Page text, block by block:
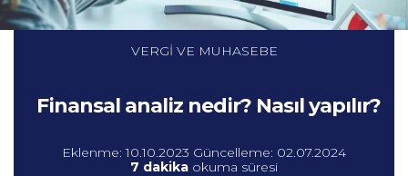
VERGİ VE MUHASEBE
Finansal analiz nedir? Nasıl yapılır?
Eklenme: 10.10.2023 Güncelleme: 02.07.2024
7 dakika okuma süresi